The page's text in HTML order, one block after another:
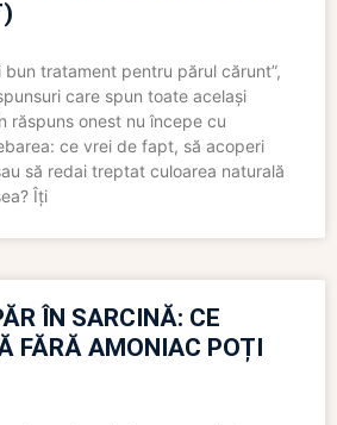
bun tratament pentru părul cărunt”,
care spun toate același
răspuns onest nu începe cu
ce vrei de fapt, să acoperi
să redai treptat culoarea naturală
Îți
ÎN SARCINĂ: CE
FĂRĂ AMONIAC POȚI